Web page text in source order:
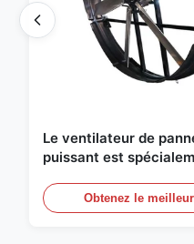
Le ventilateur de
puissant est
diamètre de lame de
un volume d'air de
Obtenez le